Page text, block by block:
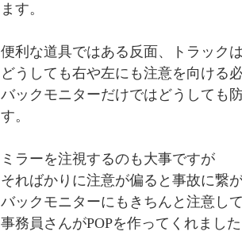
ます。
便利な道具ではある反面、トラック
どうしても右や左にも注意を向ける
バックモニターだけではどうしても
す。
ミラーを注視するのも大事ですが
そればかりに注意が偏ると事故に繋
バックモニターにもきちんと注意し
事務員さんがPOPを作ってくれまし